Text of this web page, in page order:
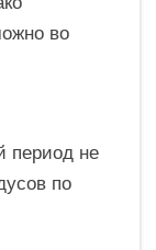
во
период не
по